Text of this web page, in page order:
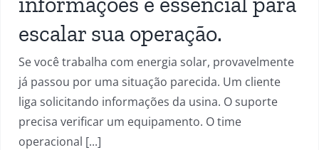
escalar sua operação.
Se você trabalha com energia solar, provavelmente
já passou por uma situação parecida. Um cliente
liga solicitando informações da usina. O suporte
precisa verificar um equipamento. O time
operacional [...]